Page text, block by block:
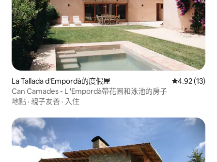
La Tallada d'Empordà的度假屋 從 13 則評價
4.92 (13)
Can Camades - L 'Empordà帶花園和泳池的房子
地點 · 親子友善 · 入住